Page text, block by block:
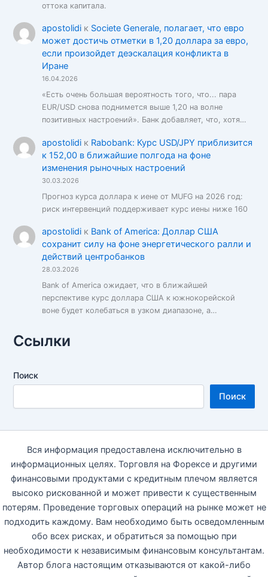
оттока капитала.
apostolidiк Societe Generale, полагает, что евро
может достичь отметки в 1,20 доллара за евро,
если произойдет деэскалация конфликта в
Иране
16.04.2026
«Есть очень большая вероятность того, что... пара
EUR/USD снова поднимется выше 1,20 на волне
позитивных настроений». Банк добавляет, что, хотя…
apostolidiк Rabobank: Курс USD/JPY приблизится
к 152,00 в ближайшие полгода на фоне
изменения рыночных настроений
30.03.2026
Прогноз курса доллара к иене от MUFG на 2026 год:
риск интервенций поддерживает курс иены ниже 160
apostolidiк Bank of America: Доллар США
сохранит силу на фоне энергетического ралли и
действий центробанков
28.03.2026
Bank of America ожидает, что в ближайшей
перспективе курс доллара США к южнокорейской
воне будет колебаться в узком диапазоне, а…
Ссылки
Поиск
Поиск
Вся информация предоставлена исключительно в
информационных целях. Торговля на Форексе и другими
финансовыми продуктами с кредитным плечом является
высоко рискованной и может привести к существенным
потерям. Проведение торговых операций на рынке может не
подходить каждому. Вам необходимо быть осведомленным
обо всех рисках, и обратиться за помощью при
необходимости к независимым финансовым консультантам.
Автор блога настоящим отказываются от какой-либо